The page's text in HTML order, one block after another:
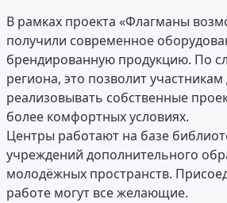
В рамках проекта «Флагманы
получили современное
брендированную продукцию. По
региона, это позволит
реализовывать собственные
более комфортных условиях.
Центры работают на базе
учреждений дополнительного
молодёжных пространств.
работе могут все желающие.